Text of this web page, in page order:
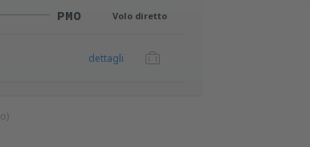
PMO Volo diretto
dettagli